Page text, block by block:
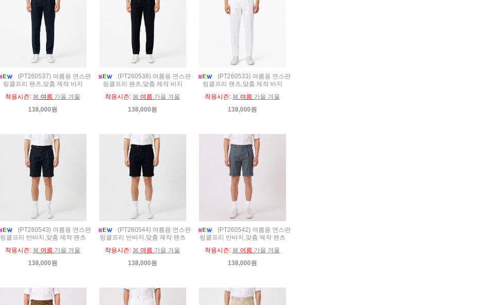
(PT260537) 여름용 면스판
링클프리 팬츠,맞춤 제작 바지
착용시즌: 봄 여름 가을 겨울
138,000원
(PT260538) 여름용 면스판
링클프리 팬츠,맞춤 제작 바지
착용시즌: 봄 여름 가을 겨울
138,000원
(PT260533) 여름용 면스판
링클프리 팬츠,맞춤 제작 바지
착용시즌: 봄 여름 가을 겨울
138,000원
(PT260543) 여름용 면스판
링클프리 반바지,맞춤 제작 팬츠
착용시즌: 봄 여름 가을 겨울
138,000원
(PT260544) 여름용 면스판
링클프리 반바지,맞춤 제작 팬츠
착용시즌: 봄 여름 가을 겨울
138,000원
(PT260542) 여름용 면스판
링클프리 반바지,맞춤 제작 팬츠
착용시즌: 봄 여름 가을 겨울
138,000원